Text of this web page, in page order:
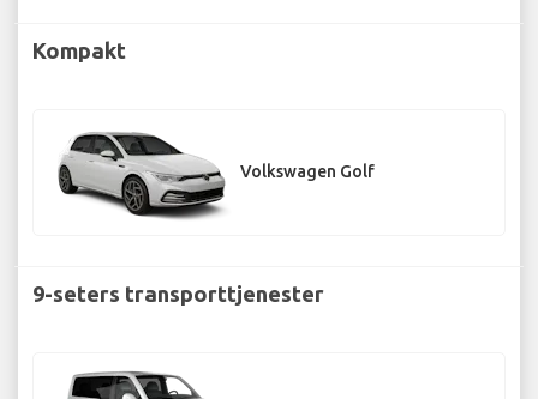
Kompakt
Volkswagen Golf
9-seters transporttjenester